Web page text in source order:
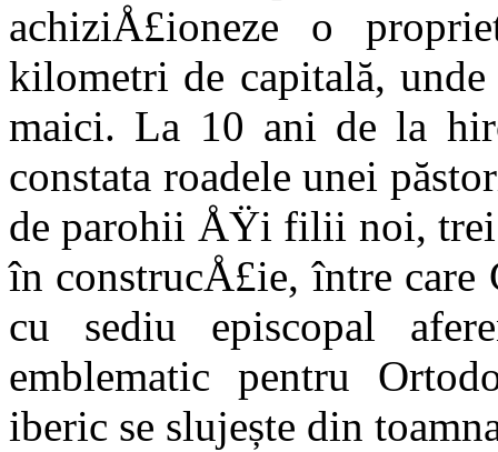
achiziÅ£ioneze o
kilometri de capitală,
maici. La 10 ani de la
constata roadele unei
de parohii ÅŸi filii noi,
în construcÅ£ie, între care
cu sediu episcopal
emblematic pentru
iberic se slujește din